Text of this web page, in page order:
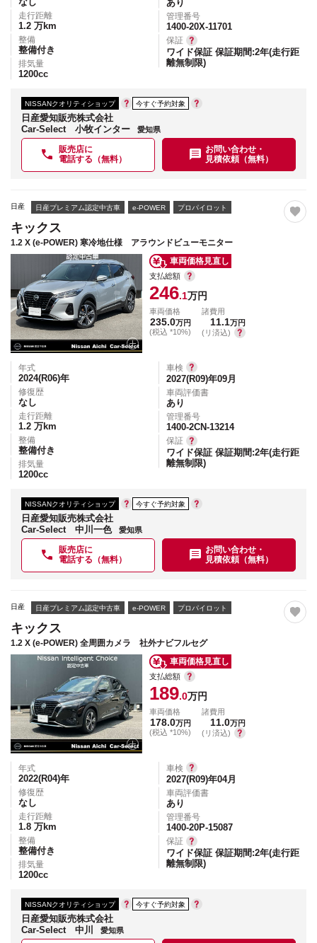
走行距離
1.2 万km
整備
整備付き
排気量
1200cc
あり
管理番号
1400-20X-11701
保証
ワイド保証 保証期間:2年(走行距
離無制限)
NISSANクオリティショップ 今すぐ予約対象
日産愛知販売株式会社
Car-Select 小牧インター
愛知県
販売店に
電話する（無料）
お問い合わせ・
見積依頼（無料）
日産 日産プレミアム認定中古車 e-POWER プロパイロット
キックス
1.2 X (e-POWER) 寒冷地仕様 アラウンドビューモニター
車両価格見直し
支払総額
246.1万円
車両価格
235.0万円
(税込 *10%)
諸費用
11.1万円
(リ済込)
年式
2024(R06)年
修復歴
なし
走行距離
1.2 万km
整備
整備付き
排気量
1200cc
車検
2027(R09)年09月
車両評価書
あり
管理番号
1400-2CN-13214
保証
ワイド保証 保証期間:2年(走行距
離無制限)
NISSANクオリティショップ 今すぐ予約対象
日産愛知販売株式会社
Car-Select 中川一色
愛知県
販売店に
電話する（無料）
お問い合わせ・
見積依頼（無料）
日産 日産プレミアム認定中古車 e-POWER プロパイロット
キックス
1.2 X (e-POWER) 全周囲カメラ 社外ナビフルセグ
車両価格見直し
支払総額
189.0万円
車両価格
178.0万円
(税込 *10%)
諸費用
11.0万円
(リ済込)
年式
2022(R04)年
修復歴
なし
走行距離
1.8 万km
整備
整備付き
排気量
1200cc
車検
2027(R09)年04月
車両評価書
あり
管理番号
1400-20P-15087
保証
ワイド保証 保証期間:2年(走行距
離無制限)
NISSANクオリティショップ 今すぐ予約対象
日産愛知販売株式会社
Car-Select 中川
愛知県